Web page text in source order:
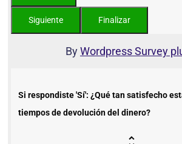
ByWordpress Survey
Si respondiste 'Sí': ¿Qué tan satisfecho
tiempos de devolución del dinero?